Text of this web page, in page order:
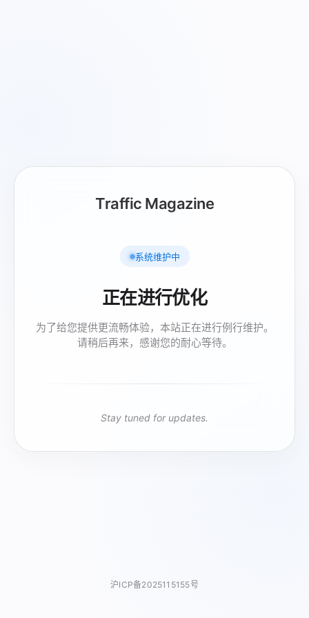
Traffic Magazine
系统维护中
正在进行优化
为了给您提供更流畅体验，本站正在进行例行维护。
请稍后再来，感谢您的耐心等待。
Stay tuned for updates.
沪ICP备2025115155号